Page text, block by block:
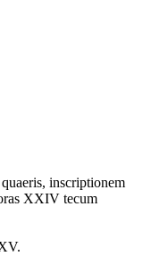
inscriptionem
XXIV tecum